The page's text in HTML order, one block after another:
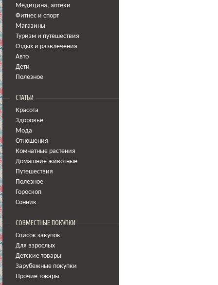
Медицина, аптеки
Фитнес и спорт
Магазины
Туризм и путешествия
Отдых и развлечения
Авто
Дети
Полезное
СТАТЬИ
Красота
Здоровье
Мода
Отношения
Комнатные растения
Домашние животные
Путешествия
Полезное
Гороскоп
Сонник
СОВМЕСТНЫЕ ПОКУПКИ
Список закупок
Для взрослых
Детские товары
Зарубежные покупки
Прочие товары